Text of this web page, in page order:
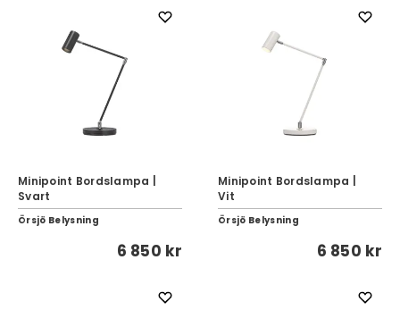
Minipoint Bordslampa |
Svart
Örsjö Belysning
6 850 kr
Minipoint Bordslampa |
Vit
Örsjö Belysning
6 850 kr